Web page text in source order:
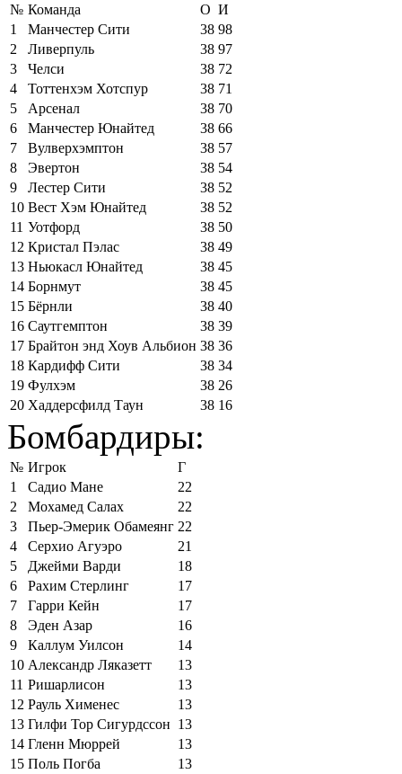
№ Команда О И
1
Манчестер Сити 38 98
2
Ливерпуль 38 97
3
Челси 38 72
4
Тоттенхэм Хотспур 38 71
5
Арсенал 38 70
6
Манчестер Юнайтед 38 66
7
Вулверхэмптон 38 57
8
Эвертон 38 54
9
Лестер Сити 38 52
10 Вест Хэм Юнайтед 38 52
11 Уотфорд 38 50
12 Кристал Пэлас 38 49
13 Ньюкасл Юнайтед 38 45
14 Борнмут 38 45
15 Бёрнли 38 40
16 Саутгемптон 38 39
17 Брайтон энд Хоув Альбион 38 36
18 Кардифф Сити 38 34
19 Фулхэм 38 26
20 Хаддерсфилд Таун 38 16
Бомбардиры:
№ Игрок
Г
1
Садио Мане
22
2
Мохамед Салах
22
3
Пьер-Эмерик Обамеянг 22
4
Серхио Агуэро
21
5
Джейми Варди
18
6
Рахим Стерлинг
17
7
Гарри Кейн
17
8
Эден Азар
16
9
Каллум Уилсон
14
10 Александр Ляказетт
13
11 Ришарлисон
13
12 Рауль Хименес
13
13 Гилфи Тор Сигурдссон 13
14 Гленн Мюррей
13
15 Поль Погба 13